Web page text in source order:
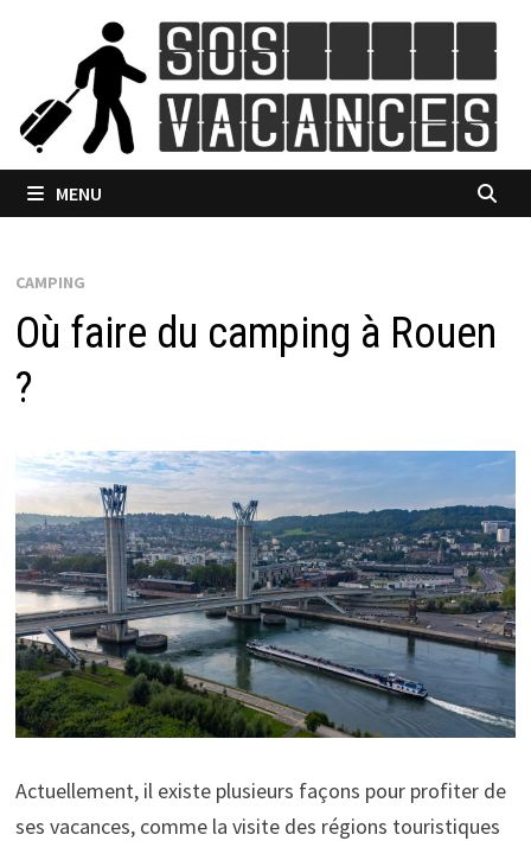
MENU
CAMPING
Où faire du camping à Rouen
?
Actuellement, il existe plusieurs façons pour profiter de
ses vacances, comme la visite des régions touristiques